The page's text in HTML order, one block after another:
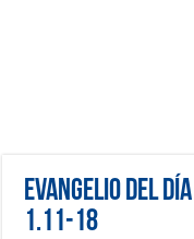
Evangelio del
1.11-18